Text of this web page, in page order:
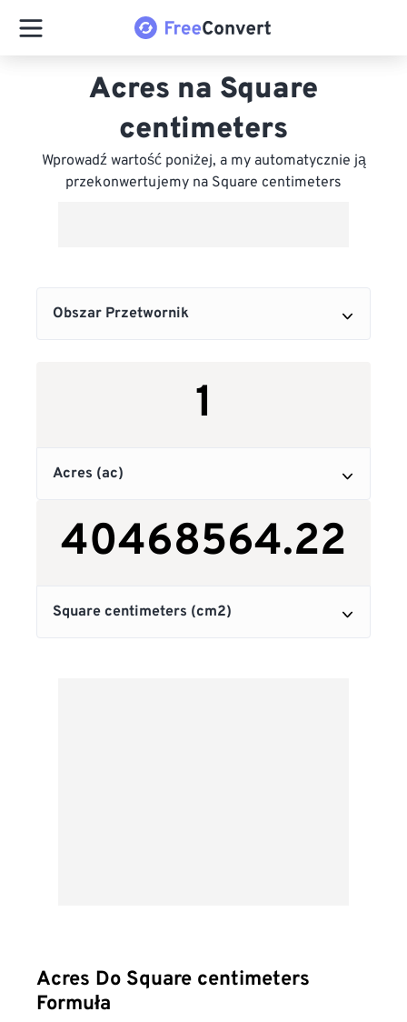
Acres na Square
centimeters
Wprowadź wartość poniżej, a my automatycznie ją
przekonwertujemy na Square centimeters
Acres Do Square centimeters
Formuła